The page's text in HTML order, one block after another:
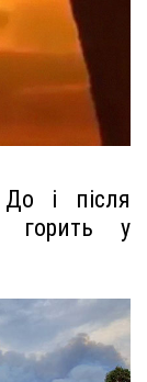
і після
горить у